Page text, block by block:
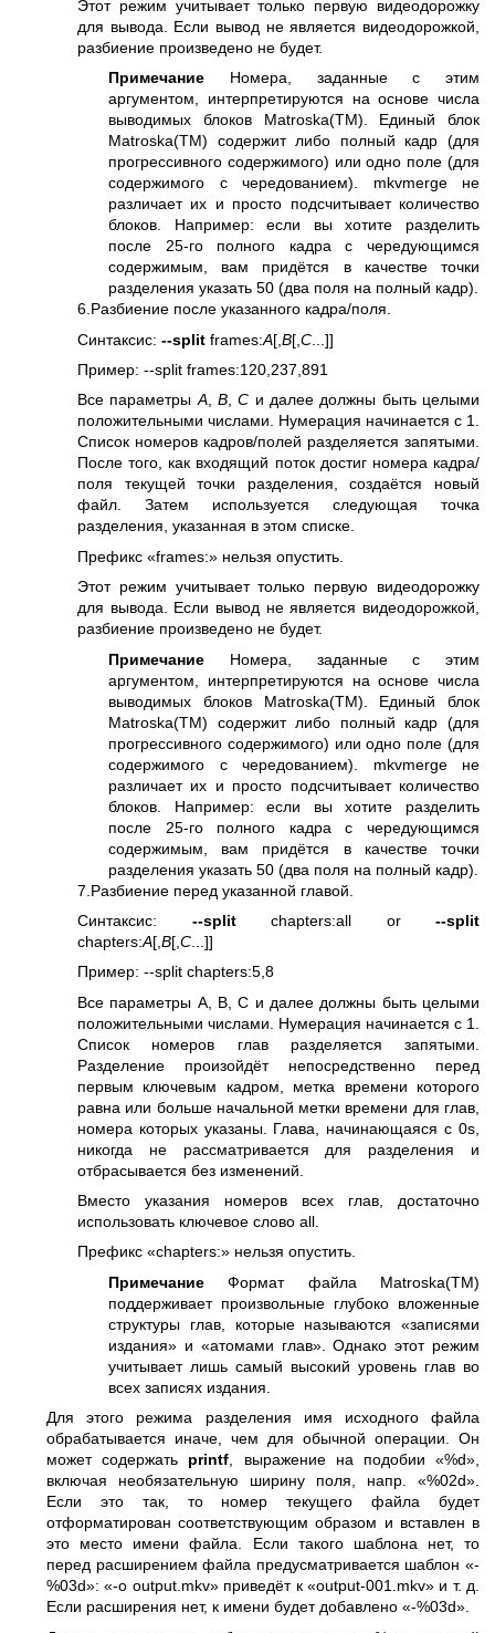
Этот режим учитывает только первую видеодорожку
для вывода. Если вывод не является видеодорожкой,
разбиение произведено не будет.
Примечание
Номера, заданные с этим
аргументом, интерпретируются на основе числа
выводимых блоков Matroska(TM). Единый блок
Matroska(TM) содержит либо полный кадр (для
прогрессивного содержимого) или одно поле (для
содержимого с чередованием). mkvmerge не
различает их и просто подсчитывает количество
блоков. Например: если вы хотите разделить
после 25-го полного кадра с чередующимся
содержимым, вам придётся в качестве точки
разделения указать 50 (два поля на полный кадр).
6.Разбиение после указанного кадра/поля.
Синтаксис: --split frames:A[, B[, C ...]]
Пример: --split frames:120,237,891
Все параметрыA,B,C и далее должны быть целыми
положительными числами. Нумерация начинается с 1.
Список номеров кадров/полей разделяется запятыми.
После того, как входящий поток достиг номера кадра/
поля текущей точки разделения, создаётся новый
файл. Затем используется следующая точка
разделения, указанная в этом списке.
Префикс «frames:» нельзя опустить.
Этот режим учитывает только первую видеодорожку
для вывода. Если вывод не является видеодорожкой,
разбиение произведено не будет.
Примечание
Номера, заданные с этим
аргументом, интерпретируются на основе числа
выводимых блоков Matroska(TM). Единый блок
Matroska(TM) содержит либо полный кадр (для
прогрессивного содержимого) или одно поле (для
содержимого с чередованием). mkvmerge не
различает их и просто подсчитывает количество
блоков. Например: если вы хотите разделить
после 25-го полного кадра с чередующимся
содержимым, вам придётся в качестве точки
разделения указать 50 (два поля на полный кадр).
7.Разбиение перед указанной главой.
Синтаксис: --splitchapters:all or --split
chapters:A[, B[, C ...]]
Пример: --split chapters:5,8
Все параметры A, B, C и далее должны быть целыми
положительными числами. Нумерация начинается с 1.
Список номеров глав разделяется запятыми.
Разделение произойдёт непосредственно перед
первым ключевым кадром, метка времени которого
равна или больше начальной метки времени для глав,
номера которых указаны. Глава, начинающаяся с 0s,
никогда не рассматривается для разделения и
отбрасывается без изменений.
Вместо указания номеров всех глав, достаточно
использовать ключевое слово all.
Префикс «chapters:» нельзя опустить.
Примечание
Формат файла Matroska(TM)
поддерживает произвольные глубоко вложенные
структуры глав, которые называются «записями
издания» и «атомами глав». Однако этот режим
учитывает лишь самый высокий уровень глав во
всех записях издания.
Для этого режима разделения имя исходного файла
обрабатывается иначе, чем для обычной операции. Он
может содержать printf, выражение на подобии «%d»,
включая необязательную ширину поля, напр. «%02d».
Если это так, то номер текущего файла будет
отформатирован соответствующим образом и вставлен в
это место имени файла. Если такого шаблона нет, то
перед расширением файла предусматривается шаблон «-
%03d»: «-o output.mkv» приведёт к «output-001.mkv» и т. д.
Если расширения нет, к имени будет добавлено «-%03d».